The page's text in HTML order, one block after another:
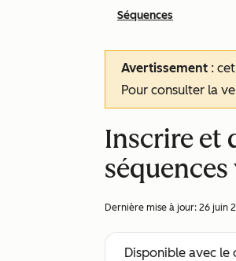
Séquences
Avertissement :
Pour consulter la
Inscrire et
Dernière mise à jour: 26 juin
Disponible avec le